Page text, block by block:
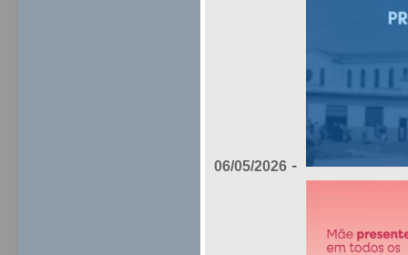
06/05/2026 -